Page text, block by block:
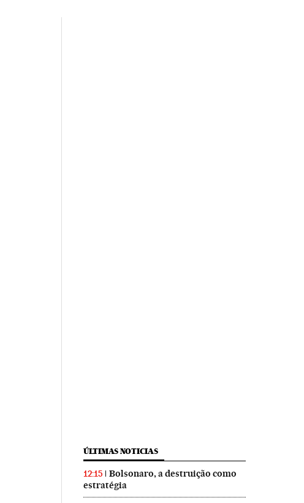
ÚLTIMAS NOTICIAS
12:15
Bolsonaro, a destruição como
estratégia